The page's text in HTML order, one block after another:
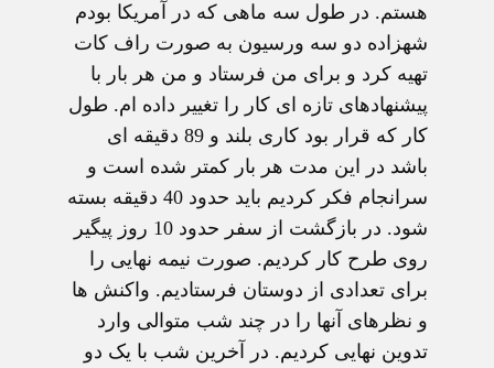
هستم. در طول سه ماهی که در آمریکا بودم
شهزاده دو سه ورسیون به صورت راف کات
تهیه کرد و برای من فرستاد و من هر بار با
پیشنهادهای تازه ای کار را تغییر داده ام. طول
کار که قرار بود کاری بلند و 89 دقیقه ای
باشد در این مدت هر بار کمتر شده است و
سرانجام فکر کردیم باید حدود 40 دقیقه بسته
شود. در بازگشت از سفر حدود 10 روز پیگیر
روی طرح کار کردیم. صورت نیمه نهایی را
برای تعدادی از دوستان فرستادیم. واکنش ها
و نظرهای آنها را در چند شب متوالی وارد
تدوین نهایی کردیم. در آخرین شب با یک دو